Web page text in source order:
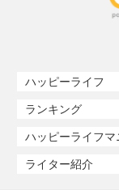
ハッピーライフ
ランキング
ハッピーライフマ
ライター紹介